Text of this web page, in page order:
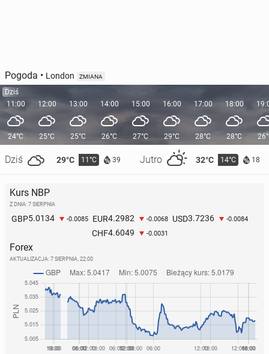
Pogoda • London ZMIANA
Dziś
11:00
24°C
Dziś 29°C 11°C 39 Jutro 32°C 14°C 18
12:00
25°C
13:00
25°C
14:00
26°C
15:00
27°C
16:00
29°C
17:00
28°C
18:00
28°C
Kurs NBP
Z DNIA: 7 SIERPNIA
GBP5.0134 -0.0085 EUR4.2982 -0.0068 USD3.7236 -0.0084
CHF4.6049 -0.0031
Forex
AKTUALIZACJA: 7 SIERPNIA, 22:00